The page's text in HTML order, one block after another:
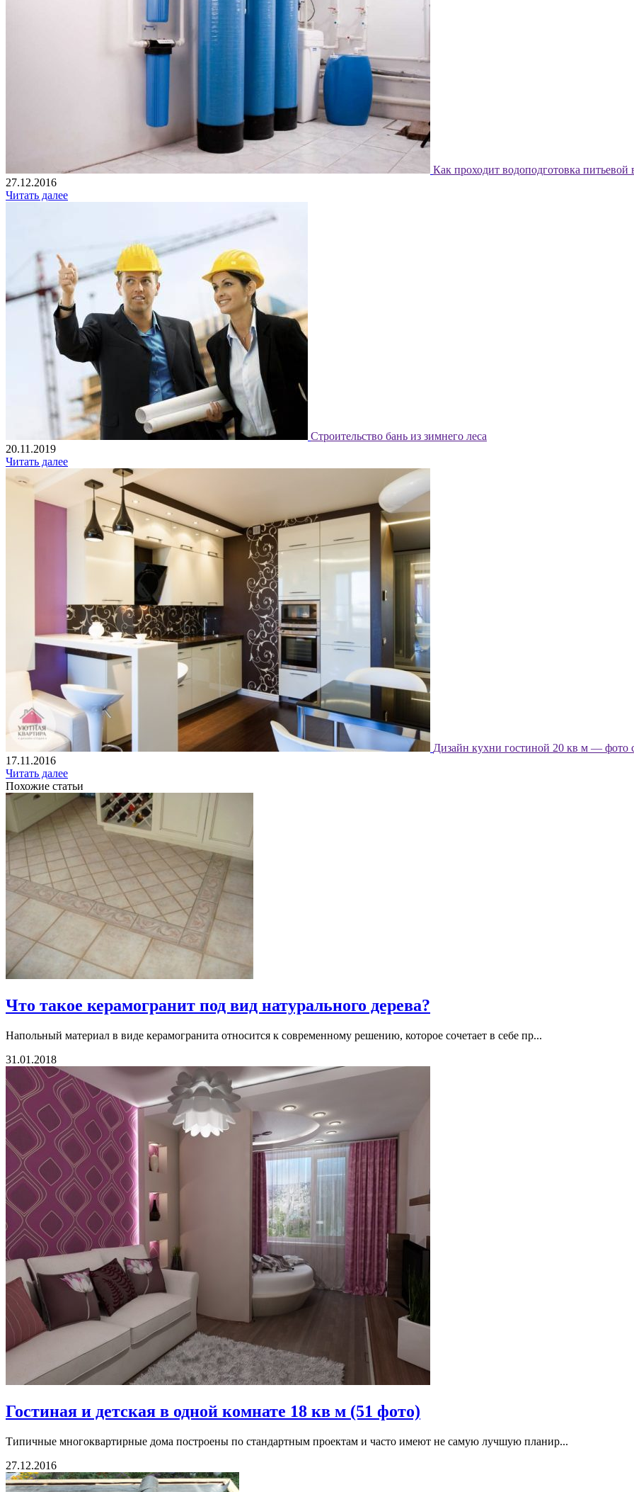
Как проходит водоподготовка питьевой
27.12.2016
Читать далее
Строительство бань из зимнего леса
20.11.2019
Читать далее
Дизайн кухни гостиной 20 кв м — фото
17.11.2016
Читать далее
Похожие статьи
Что такое керамогранит под вид натурального дерева?
Напольный материал в виде керамогранита относится к современному решению, которое сочетает в себе пр...
31.01.2018
Гостиная и детская в одной комнате 18 кв м (51 фото)
Типичные многоквартирные дома построены по стандартным проектам и часто имеют не самую лучшую планир...
27.12.2016